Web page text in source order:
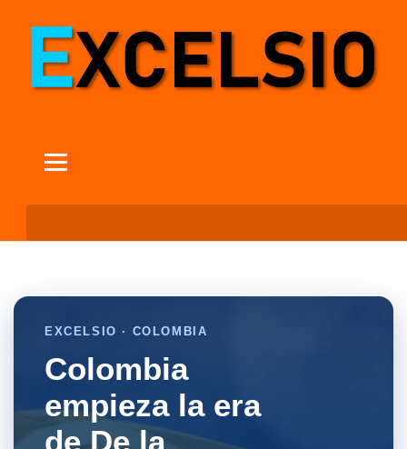
EXCELSIO · COLOMBIA
Colombia
empieza la era
de De la